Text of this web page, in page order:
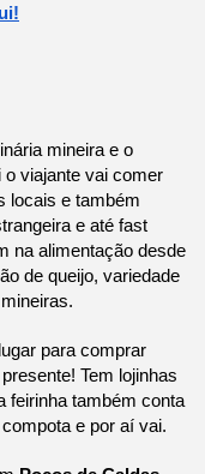
mineira e o
viajante vai comer
locais e também
e até fast
na alimentação desde
de queijo, variedade
para comprar
Tem lojinhas
feirinha também conta
e por aí vai.